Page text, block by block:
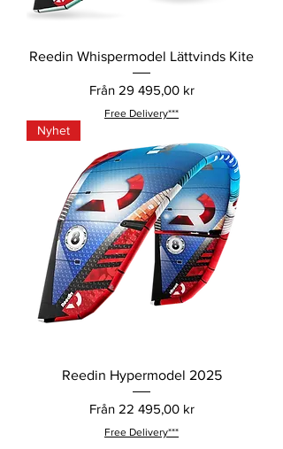
Reedin Whispermodel Lättvinds Kite
Från 29 495,00 kr
Reapris
Free Delivery***
Nyhet
Reedin Hypermodel 2025
Från 22 495,00 kr
Reapris
Free Delivery***